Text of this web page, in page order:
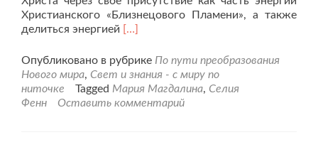
Христианского «Близнецового Пламени», а также
делиться энергией Читать
проПрисутствие
Марии
Магдалины
на
[…]
Опубликовано в рубрике По пути преобразования
Нового мира, Свет и знания - с миру по
ниточке
Tagged Мария Магдалина, Селия
Фенн
Оставить комментарий